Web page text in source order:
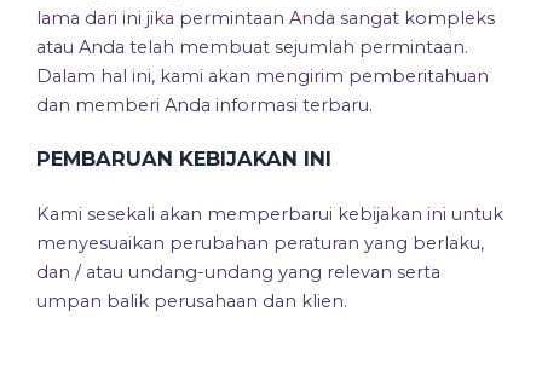
lama dari ini jika permintaan Anda sangat kompleks
atau Anda telah membuat sejumlah permintaan.
Dalam hal ini, kami akan mengirim pemberitahuan
dan memberi Anda informasi terbaru.
PEMBARUAN KEBIJAKAN INI
Kami sesekali akan memperbarui kebijakan ini untuk
menyesuaikan perubahan peraturan yang berlaku,
dan / atau undang-undang yang relevan serta
umpan balik perusahaan dan klien.